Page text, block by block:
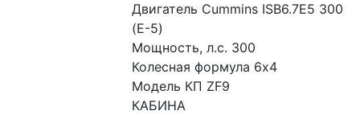
Двигатель Cummins ISB6.7E5 300
(Е-5)
Мощность, л.с. 300
Колесная формула 6х4
Модель КП ZF9
КАБИНА